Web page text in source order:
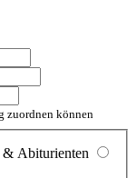
zuordnen können
& Abiturienten